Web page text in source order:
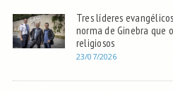
Tres líderes
norma de Ginebra que
religiosos
23/07/2026